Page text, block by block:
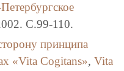
C.99-110.
принципа
«Vita Cogitans», Vita